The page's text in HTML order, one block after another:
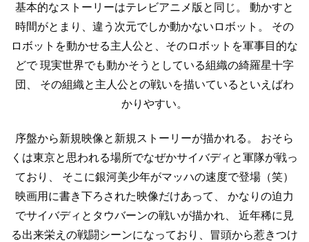
基本的なストーリーはテレビアニメ版と同じ。
動かすと
時間がとまり、違う次元でしか動かないロボット。
その
ロボットを動かせる主人公と、そのロボットを軍事目的な
どで現実世界でも動かそうとしている組織の綺羅星十字
団、
その組織と主人公との戦いを描いているといえばわ
かりやすい。
序盤から新規映像と新規ストーリーが描かれる。
おそら
くは東京と思われる場所でなぜかサイバディと軍隊が戦っ
ており、
そこに銀河美少年がマッハの速度で登場（笑）
映画用に書き下ろされた映像だけあって、
かなりの迫力
でサイバディとタウバーンの戦いが描かれ、
近年稀に見
る出来栄えの戦闘シーンになっており、冒頭から惹きつけ